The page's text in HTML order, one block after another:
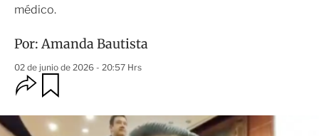
médico.
Por:Amanda Bautista
02 de junio de 2026 - 20:57 Hrs
O
p
i
r